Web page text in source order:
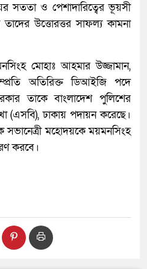
সততা ও পেশাদারিত্বের ভূয়সী
উত্তোরত্তর সাফল্য কামনা
মোহাঃ আহমার উজ্জামান,
অতিরিক্ত ডিআইজি পদে
তাকে বাংলাদেশ পুলিশের
(এসবি), ঢাকায় পদায়ন করেছে।
সভানেত্রী মহোদয়কে ময়মনসিংহ
করবে।